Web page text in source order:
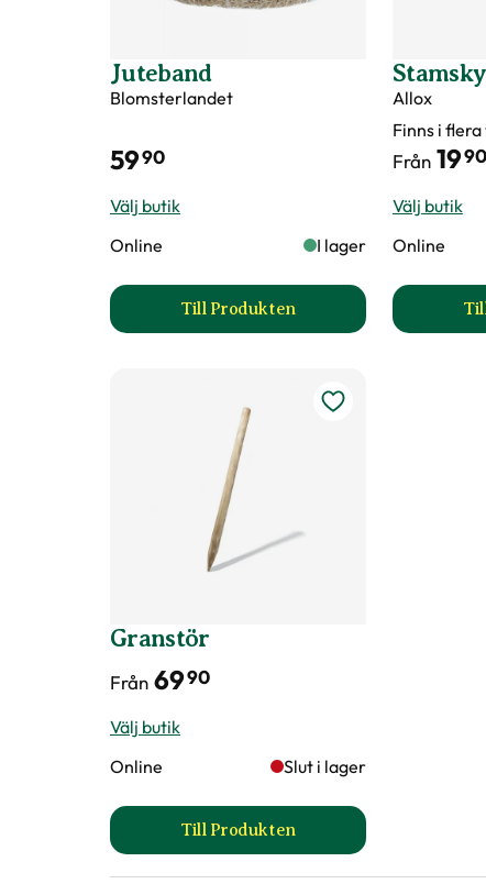
Juteband
Blomsterlandet
5990
Välj butik
Online
I lager
Till Produkten
till Juteband produktsida
Allox
Finns i
Från 1990
Välj butik
Online
Granstör
Från 6990
Välj butik
Online
Slut i lager
Till Produkten
till Granstör produktsida